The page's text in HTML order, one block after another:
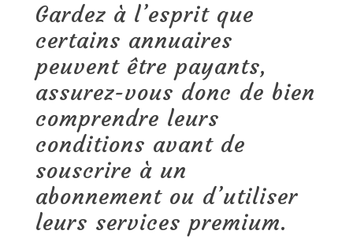
Gardez à l’esprit que
certains annuaires
peuvent être payants,
assurez-vous donc de bien
comprendre leurs
conditions avant de
souscrire à un
abonnement ou d’utiliser
leurs services premium.